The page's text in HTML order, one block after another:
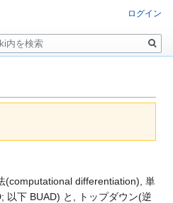
(computational differentiation), 単
以下 BUAD) と, トップダウン(逆
ログイン